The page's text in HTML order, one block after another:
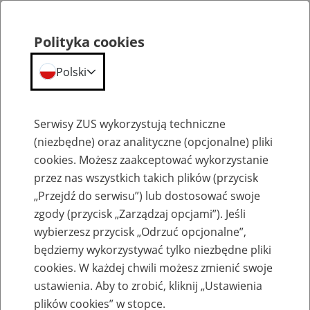
Aktualności
Jak prawidłowo wypełnić ZUS DRA i ZUS
RCA
Polityka cookies
Polski
Serwisy ZUS wykorzystują techniczne
(niezbędne) oraz analityczne (opcjonalne) pliki
cookies. Możesz zaakceptować wykorzystanie
przez nas wszystkich takich plików (przycisk
„Przejdź do serwisu”) lub dostosować swoje
zgody (przycisk „Zarządzaj opcjami”). Jeśli
wybierzesz przycisk „Odrzuć opcjonalne”,
będziemy wykorzystywać tylko niezbędne pliki
cookies. W każdej chwili możesz zmienić swoje
ustawienia. Aby to zrobić, kliknij „Ustawienia
plików cookies” w stopce.